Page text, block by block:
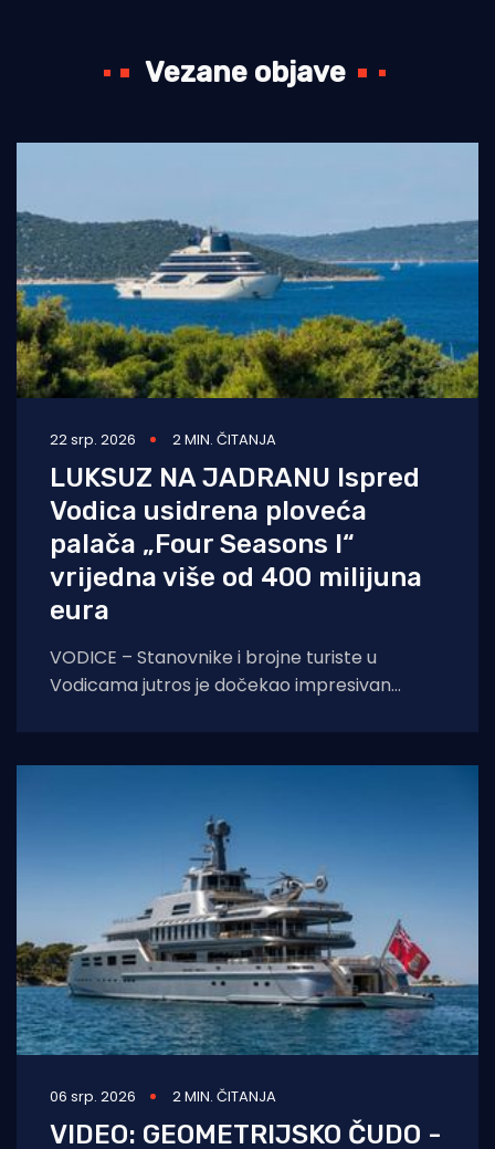
Vezane objave
22 srp. 2026 2 MIN. ČITANJA
LUKSUZ NA JADRANU Ispred
Vodica usidrena ploveća
palača „Four Seasons I“
vrijedna više od 400 milijuna
eura
VODICE – Stanovnike i brojne turiste u
Vodicama jutros je dočekao impresivan
06 srp. 2026 2 MIN. ČITANJA
VIDEO: GEOMETRIJSKO ČUDO -